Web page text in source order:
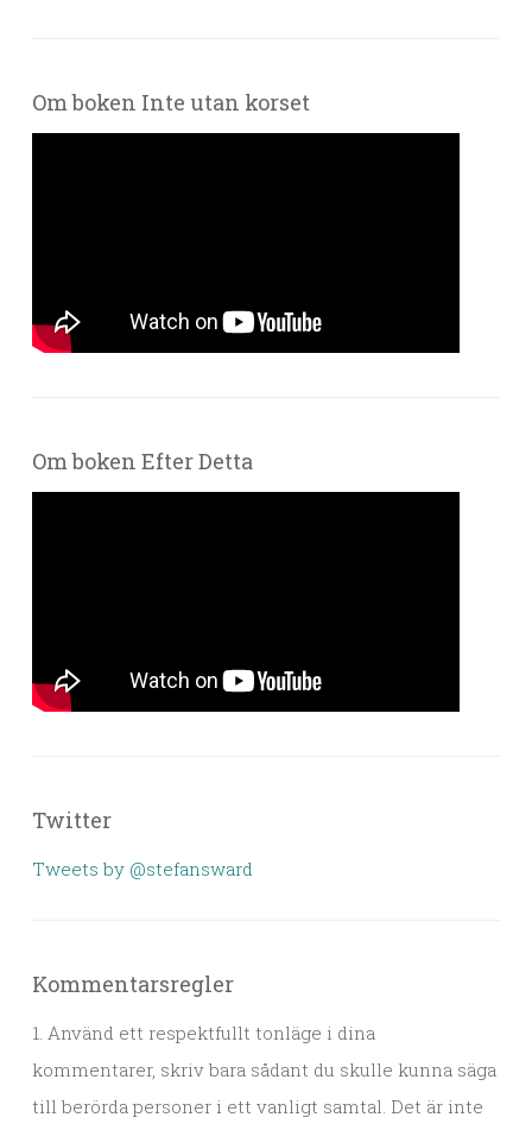
Om boken Inte utan korset
Om boken Efter Detta
Twitter
Tweets by @stefansward
Kommentarsregler
1. Använd ett respektfullt tonläge i dina
kommentarer, skriv bara sådant du skulle kunna säga
till berörda personer i ett vanligt samtal. Det är inte